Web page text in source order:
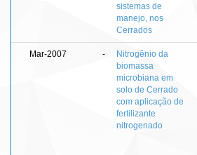
sistemas de
manejo, nos
Cerrados
Mar-2007 -
Nitrogênio da
biomassa
microbiana em
solo de Cerrado
com aplicação de
fertilizante
nitrogenado